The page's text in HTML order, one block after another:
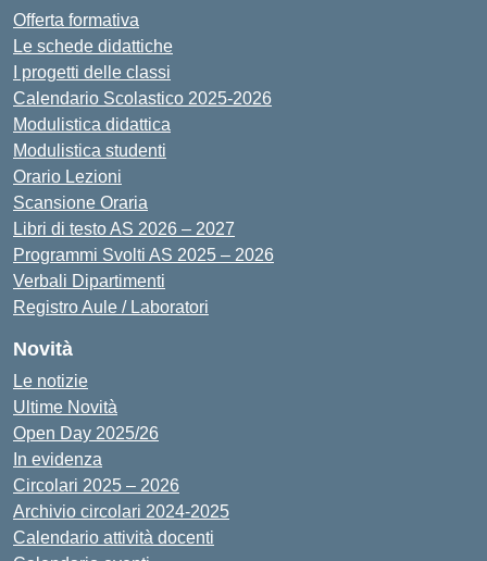
Offerta formativa
Le schede didattiche
I progetti delle classi
Calendario Scolastico 2025-2026
Modulistica didattica
Modulistica studenti
Orario Lezioni
Scansione Oraria
Libri di testo AS 2026 – 2027
Programmi Svolti AS 2025 – 2026
Verbali Dipartimenti
Registro Aule / Laboratori
Novità
Le notizie
Ultime Novità
Open Day 2025/26
In evidenza
Circolari 2025 – 2026
Archivio circolari 2024-2025
Calendario attività docenti